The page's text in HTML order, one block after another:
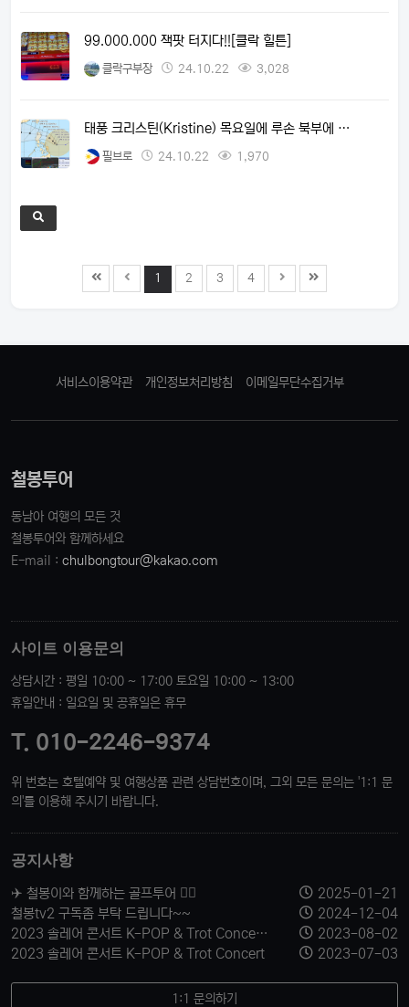
99.000.000 잭팟 터지다!![클락 힐튼]
클락구부장 24.10.22 3,028
태풍 크리스틴(Kristine) 목요일에 루손 북부에 …
필브로 24.10.22 1,970
1 2 3 4
서비스이용약관 개인정보처리방침 이메일무단수집거부
철봉투어
동남아 여행의 모든 것
철봉투어와 함께하세요
E-mail : chulbongtour@kakao.com
사이트 이용문의
상담시간 : 평일 10:00 ~ 17:00 토요일 10:00 ~ 13:00
휴일안내 : 일요일 및 공휴일은 휴무
T. 010-2246-9374
위 번호는 호텔예약 및 여행상품 관련 상담번호이며, 그외 모든 문의는 '1:1 문
의'를 이용해 주시기 바랍니다.
공지사항
✈️ 철봉이와 함께하는 골프투어 🏌️‍♂️
2025-01-21
철봉tv2 구독좀 부탁 드립니다~~
2024-12-04
2023 솔레어 콘서트 K-POP & Trot Concert 티켓 신청 받습니다.
2023-08-02
2023 솔레어 콘서트 K-POP & Trot Concert
2023-07-03
1:1 문의하기